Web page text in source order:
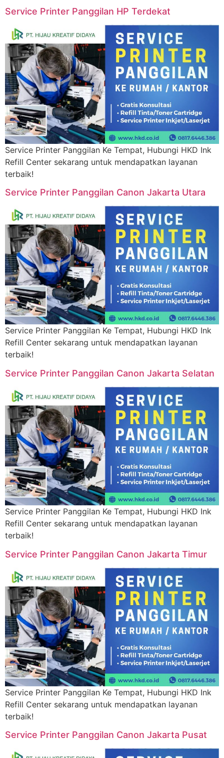
Service Printer Panggilan HP Terdekat
Service Printer Panggilan Ke Tempat, Hubungi HKD Ink
Refill Center sekarang untuk mendapatkan layanan
terbaik!
Service Printer Panggilan Canon Jakarta Utara
Service Printer Panggilan Ke Tempat, Hubungi HKD Ink
Refill Center sekarang untuk mendapatkan layanan
terbaik!
Service Printer Panggilan Canon Jakarta Selatan
Service Printer Panggilan Ke Tempat, Hubungi HKD Ink
Refill Center sekarang untuk mendapatkan layanan
terbaik!
Service Printer Panggilan Canon Jakarta Timur
Service Printer Panggilan Ke Tempat, Hubungi HKD Ink
Refill Center sekarang untuk mendapatkan layanan
terbaik!
Service Printer Panggilan Canon Jakarta Pusat